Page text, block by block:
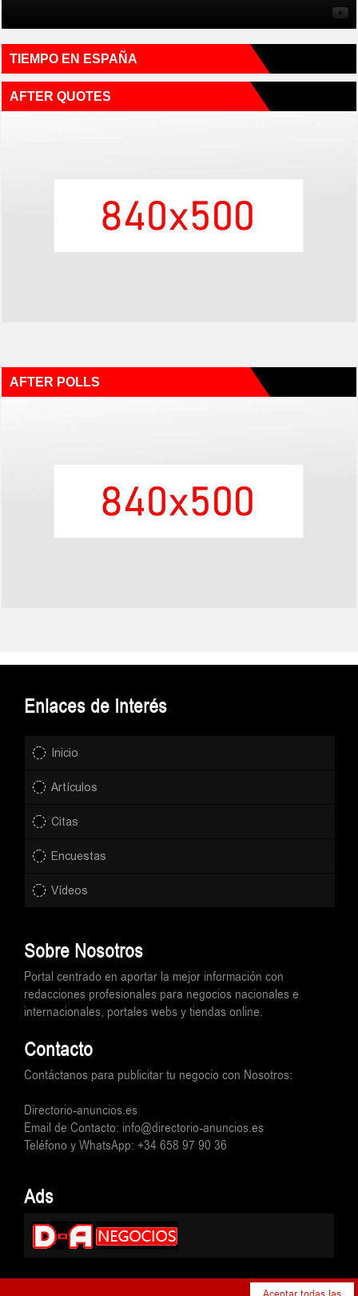
TIEMPO EN ESPAÑA
AFTER QUOTES
AFTER POLLS
Enlaces de Interés
Inicio
Artículos
Citas
Encuestas
Vídeos
Sobre Nosotros
Portal centrado en aportar la mejor información con
redacciones profesionales para negocios nacionales e
internacionales, portales webs y tiendas online.
Contacto
Contáctanos para publicitar tu negocio con Nosotros:
Directorio-anuncios.es
Email de Contacto: info@directorio-anuncios.es
Teléfono y WhatsApp: +34 658 97 90 36
Ads
© Directorio-anuncios.es